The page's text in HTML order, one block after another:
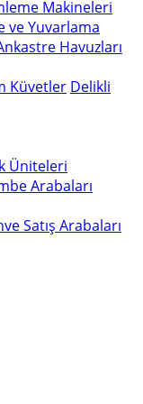
Makineleri
ve Yuvarlama
Havuzları
Küvetler Delikli
Üniteleri
Arabaları
Satış Arabaları